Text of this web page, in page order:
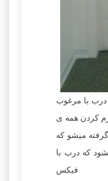
با مرغوب
کردن همه ی
میشو که
که درب با